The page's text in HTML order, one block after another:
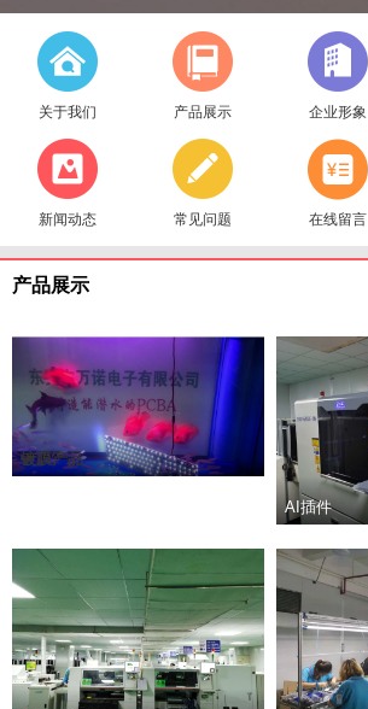
关于我们 产品展示 企业形象
新闻动态 常见问题 在线留言
产品展示
镀膜产品
AI插件